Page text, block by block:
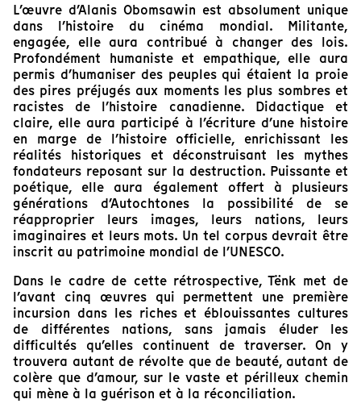
L’œuvre d’Alanis Obomsawin est absolument unique
dans l’histoire du cinéma mondial. Militante,
engagée, elle aura contribué à changer des lois.
Profondément humaniste et empathique, elle aura
permis d’humaniser des peuples qui étaient la proie
des pires préjugés aux moments les plus sombres et
racistes de l’histoire canadienne. Didactique et
claire, elle aura participé à l’écriture d’une histoire
en marge de l’histoire officielle, enrichissant les
réalités historiques et déconstruisant les mythes
fondateurs reposant sur la destruction. Puissante et
poétique, elle aura également offert à plusieurs
générations d’Autochtones la possibilité de se
réapproprier leurs images, leurs nations, leurs
imaginaires et leurs mots. Un tel corpus devrait être
inscrit au patrimoine mondial de l’UNESCO.
Dans le cadre de cette rétrospective, Tënk met de
l’avant cinq œuvres qui permettent une première
incursion dans les riches et éblouissantes cultures
de différentes nations, sans jamais éluder les
difficultés qu’elles continuent de traverser. On y
trouvera autant de révolte que de beauté, autant de
colère que d’amour, sur le vaste et périlleux chemin
qui mène à la guérison et à la réconciliation.